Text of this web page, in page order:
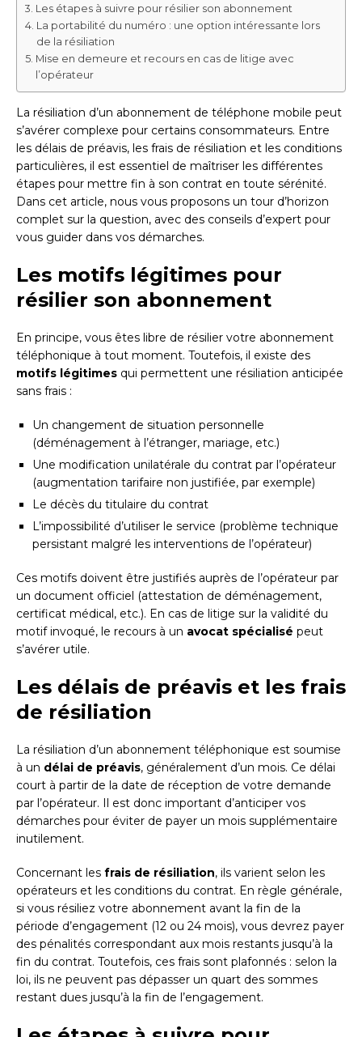
Les étapes à suivre pour résilier son abonnement
La portabilité du numéro : une option intéressante lors
de la résiliation
Mise en demeure et recours en cas de litige avec
l’opérateur
La résiliation d’un abonnement de téléphone mobile peut
s’avérer complexe pour certains consommateurs. Entre
les délais de préavis, les frais de résiliation et les conditions
particulières, il est essentiel de maîtriser les différentes
étapes pour mettre fin à son contrat en toute sérénité.
Dans cet article, nous vous proposons un tour d’horizon
complet sur la question, avec des conseils d’expert pour
vous guider dans vos démarches.
Les motifs légitimes pour
résilier son abonnement
En principe, vous êtes libre de résilier votre abonnement
téléphonique à tout moment. Toutefois, il existe des
motifs légitimes qui permettent une résiliation anticipée
sans frais :
Un changement de situation personnelle
(déménagement à l’étranger, mariage, etc.)
Une modification unilatérale du contrat par l’opérateur
(augmentation tarifaire non justifiée, par exemple)
Le décès du titulaire du contrat
L’impossibilité d’utiliser le service (problème technique
persistant malgré les interventions de l’opérateur)
Ces motifs doivent être justifiés auprès de l’opérateur par
un document officiel (attestation de déménagement,
certificat médical, etc.). En cas de litige sur la validité du
motif invoqué, le recours à un avocat spécialisé peut
s’avérer utile.
Les délais de préavis et les frais
de résiliation
La résiliation d’un abonnement téléphonique est soumise
à un délai de préavis, généralement d’un mois. Ce délai
court à partir de la date de réception de votre demande
par l’opérateur. Il est donc important d’anticiper vos
démarches pour éviter de payer un mois supplémentaire
inutilement.
Concernant les frais de résiliation, ils varient selon les
opérateurs et les conditions du contrat. En règle générale,
si vous résiliez votre abonnement avant la fin de la
période d’engagement (12 ou 24 mois), vous devrez payer
des pénalités correspondant aux mois restants jusqu’à la
fin du contrat. Toutefois, ces frais sont plafonnés : selon la
loi, ils ne peuvent pas dépasser un quart des sommes
restant dues jusqu’à la fin de l’engagement.